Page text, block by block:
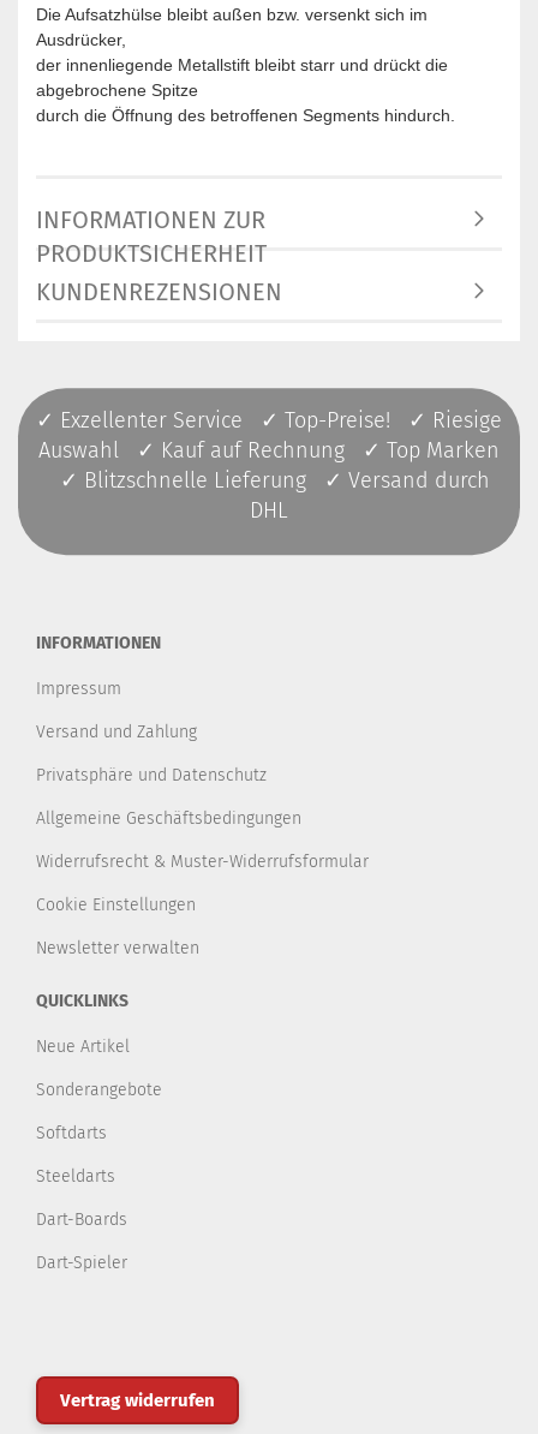
Die Aufsatzhülse bleibt außen bzw. versenkt sich im
Ausdrücker,
der innenliegende Metallstift bleibt starr und drückt die
abgebrochene Spitze
durch die Öffnung des betroffenen Segments hindurch.
INFORMATIONEN ZUR
PRODUKTSICHERHEIT
KUNDENREZENSIONEN
✓ Exzellenter Service ✓ Top-Preise! ✓ Riesige
Auswahl ✓ Kauf auf Rechnung ✓ Top Marken
✓ Blitzschnelle Lieferung ✓ Versand durch
DHL
INFORMATIONEN
Impressum
Versand und Zahlung
Privatsphäre und Datenschutz
Allgemeine Geschäftsbedingungen
Widerrufsrecht & Muster-Widerrufsformular
Cookie Einstellungen
Newsletter verwalten
QUICKLINKS
Neue Artikel
Sonderangebote
Softdarts
Steeldarts
Dart-Boards
Dart-Spieler
Vertrag widerrufen